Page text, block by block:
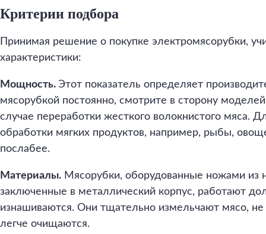
Критерии подбора
Принимая решение о покупке электромясорубки,
характеристики:
Мощность. Этот показатель определяет
мясорубкой постоянно, смотрите в сторону
случае переработки жесткого волокнистого мяса.
обработки мягких продуктов, например, рыбы,
послабее.
Материалы. Мясорубки, оборудованные ножами из
заключенные в металлический корпус, работают
изнашиваются. Они тщательно измельчают мясо,
легче очищаются.